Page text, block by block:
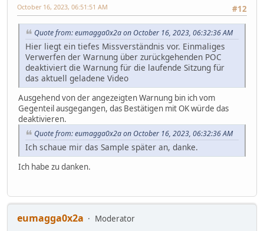
#12
October 16, 2023, 06:51:51 AM
Quote from: eumagga0x2a on October 16, 2023, 06:32:36 AM
Hier liegt ein tiefes Missverständnis vor. Einmaliges
Verwerfen der Warnung über zurückgehenden POC
deaktiviert die Warnung für die laufende Sitzung für
das aktuell geladene Video
Ausgehend von der angezeigten Warnung bin ich vom
Gegenteil ausgegangen, das Bestätigen mit OK würde das
deaktivieren.
Quote from: eumagga0x2a on October 16, 2023, 06:32:36 AM
Ich schaue mir das Sample später an, danke.
Ich habe zu danken.
eumagga0x2a
Moderator